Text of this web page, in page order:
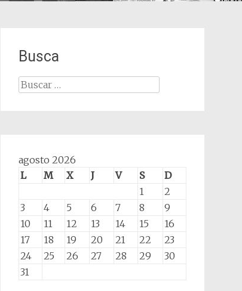
Busca
Buscar:
agosto 2026
L
M X J V S
D
1
2
3
4 5 6 7 8
9
10
11 12 13 14 15
16
17
18 19 20 21 22
23
24
25 26 27 28 29
30
31